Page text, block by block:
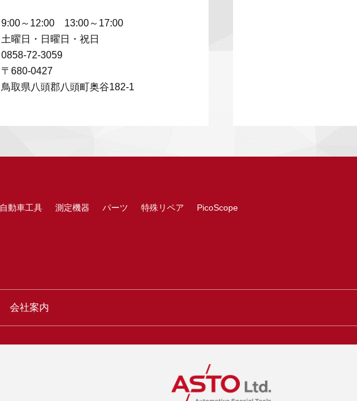
9:00～12:00 13:00～17:00
土曜日・日曜日・祝日
0858-72-3059
〒680-0427
鳥取県八頭郡八頭町奥谷182-1
自動車工具 測定機器 パーツ 特殊リペア PicoScope
会社案内